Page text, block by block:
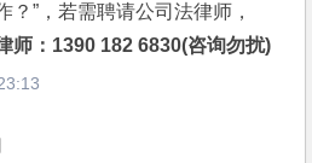
”，若需聘请公司法律师，
师：1390 182 6830(咨询勿扰)